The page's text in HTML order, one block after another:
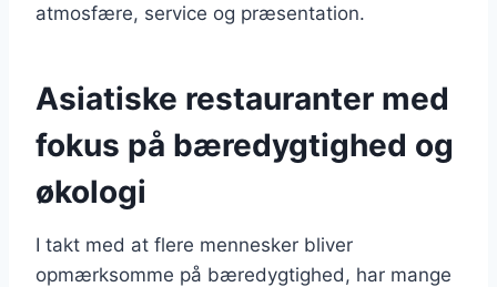
atmosfære, service og præsentation.
Asiatiske restauranter med
fokus på bæredygtighed og
økologi
I takt med at flere mennesker bliver
opmærksomme på bæredygtighed, har mange